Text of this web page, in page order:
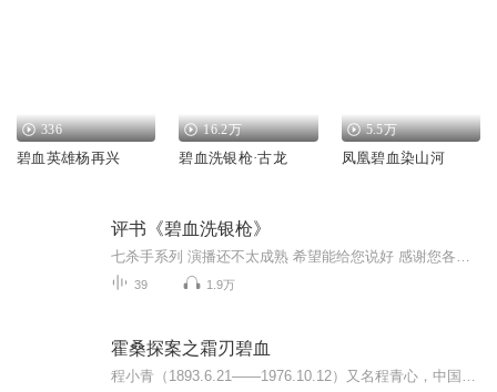
336
碧血英雄杨再兴
16.2万
碧血洗银枪·古龙
5.5万
凤凰碧血染山河
评书《碧血洗银枪》
39 1.9万
霍桑探案之霜刃碧血